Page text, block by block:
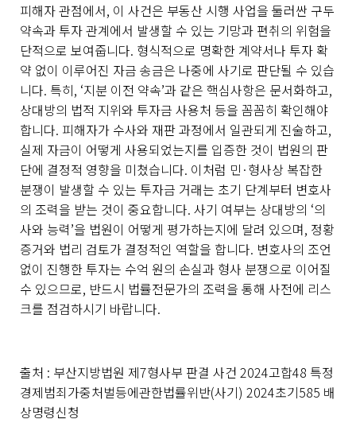
피해자 관점에서, 이 사건은 부동산 시행 사업을 둘러싼 구두
약속과 투자 관계에서 발생할 수 있는 기망과 편취의 위험을
단적으로 보여줍니다. 형식적으로 명확한 계약서나 투자 확
약 없이 이루어진 자금 송금은 나중에 사기로 판단될 수 있습
니다. 특히, ‘지분 이전 약속’과 같은 핵심사항은 문서화하고,
상대방의 법적 지위와 투자금 사용처 등을 꼼꼼히 확인해야
합니다. 피해자가 수사와 재판 과정에서 일관되게 진술하고,
실제 자금이 어떻게 사용되었는지를 입증한 것이 법원의 판
단에 결정적 영향을 미쳤습니다. 이처럼 민 ·형사상 복잡한
분쟁이 발생할 수 있는 투자금 거래는 초기 단계부터 변호사
의 조력을 받는 것이 중요합니다. 사기 여부는 상대방의 ‘의
사와 능력’을 법원이 어떻게 평가하는지에 달려 있으며, 정황
증거와 법리 검토가 결정적인 역할을 합니다. 변호사의 조언
없이 진행한 투자는 수억 원의 손실과 형사 분쟁으로 이어질
수 있으므로, 반드시 법률전문가의 조력을 통해 사전에 리스
크를 점검하시기 바랍니다.
출처 : 부산지방법원 제7형사부 판결 사건 2024고합48 특정
경제범죄가중처벌등에관한법률위반(사기) 2024초기585 배
상명령신청